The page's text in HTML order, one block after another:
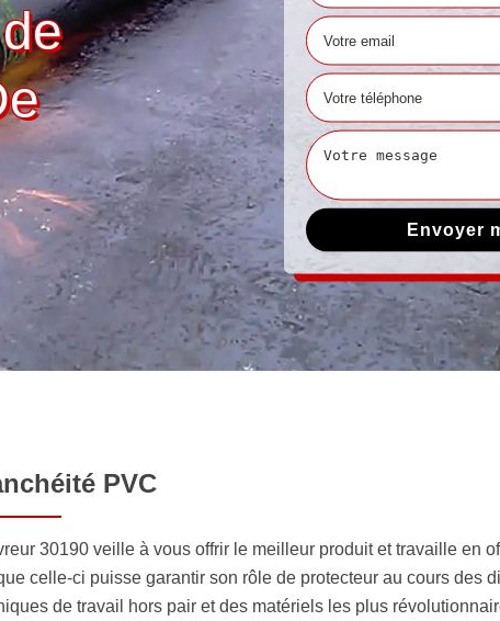
PVC
30190 veille à vous offrir le meilleur produit et travaille en
celle-ci puisse garantir son rôle de protecteur au cours des
de travail hors pair et des matériels les plus